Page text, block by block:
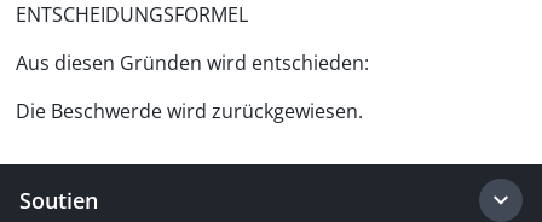
ENTSCHEIDUNGSFORMEL
Aus diesen Gründen wird entschieden:
Die Beschwerde wird zurückgewiesen.
Soutien